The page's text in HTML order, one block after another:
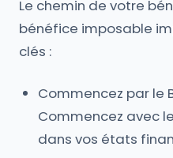
Le chemin de votre
bénéfice imposable
clés :
Commencez par le
Commencez avec
dans vos états